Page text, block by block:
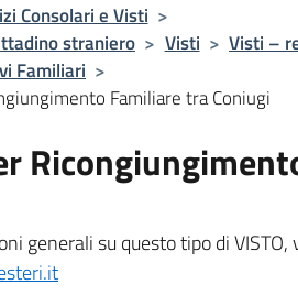
Consolari e Visti >
straniero > Visti > Visti –
Familiari >
Familiare tra Coniugi
generali su questo tipo di